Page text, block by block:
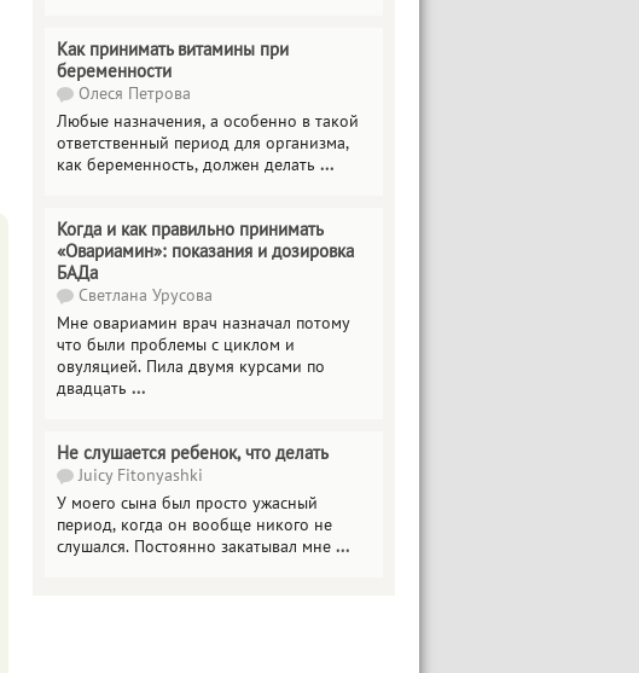
Как принимать витамины при
беременности
Олеся Петрова
Любые назначения, а особенно в такой
ответственный период для организма,
как беременность, должен делать ...
Когда и как правильно принимать
«Овариамин»: показания и дозировка
БАДа
Светлана Урусова
Мне овариамин врач назначал потому
что были проблемы с циклом и
овуляцией. Пила двумя курсами по
двадцать ...
Не слушается ребенок, что делать
Juicy Fitonyashki
У моего сына был просто ужасный
период, когда он вообще никого не
слушался. Постоянно закатывал мне ...